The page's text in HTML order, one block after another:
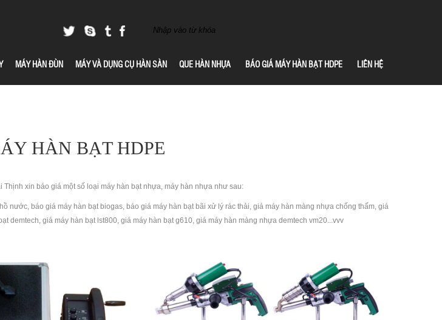
LIÊN HỆ
BÁO GIÁ MÁY HÀN BẠT HDPE
QUE HÀN NHỰA
MÁY VÀ DỤNG CỤ HÀN SÀN
MÁY HÀN ĐÙN
HÀN BẠT HDPE
xin báo giá một số loại máy hàn bạt nhựa, máy hàn nhựa như sau:
nước, báo giá máy hàn bạt biogas, báo giá máy hàn bạt bãi xử lý rác thải, giá máy hàn màng nhựa chống thấm, giá
demtech, giá máy hàn bạt lst800, giá máy hàn bạt g610, giá máy hàn màng nhựa demtech vm20...vvv